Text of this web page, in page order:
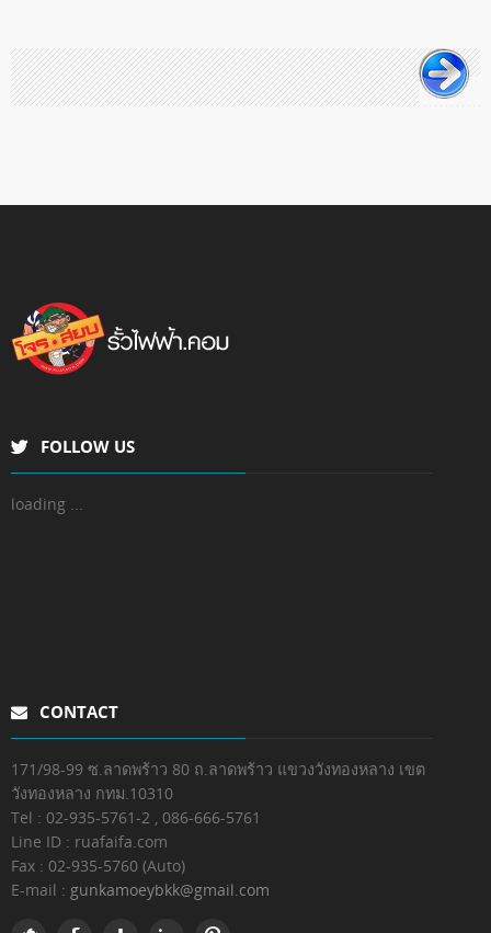
FOLLOW US
loading ...
CONTACT
171/98-99 ซ.ลาดพร้าว 80 ถ.ลาดพร้าว แขวงวังทองหลาง เขต
วังทองหลาง กทม.10310
Tel : 02-935-5761-2 , 086-666-5761
Line ID : ruafaifa.com
Fax : 02-935-5760 (Auto)
E-mail : gunkamoeybkk@gmail.com